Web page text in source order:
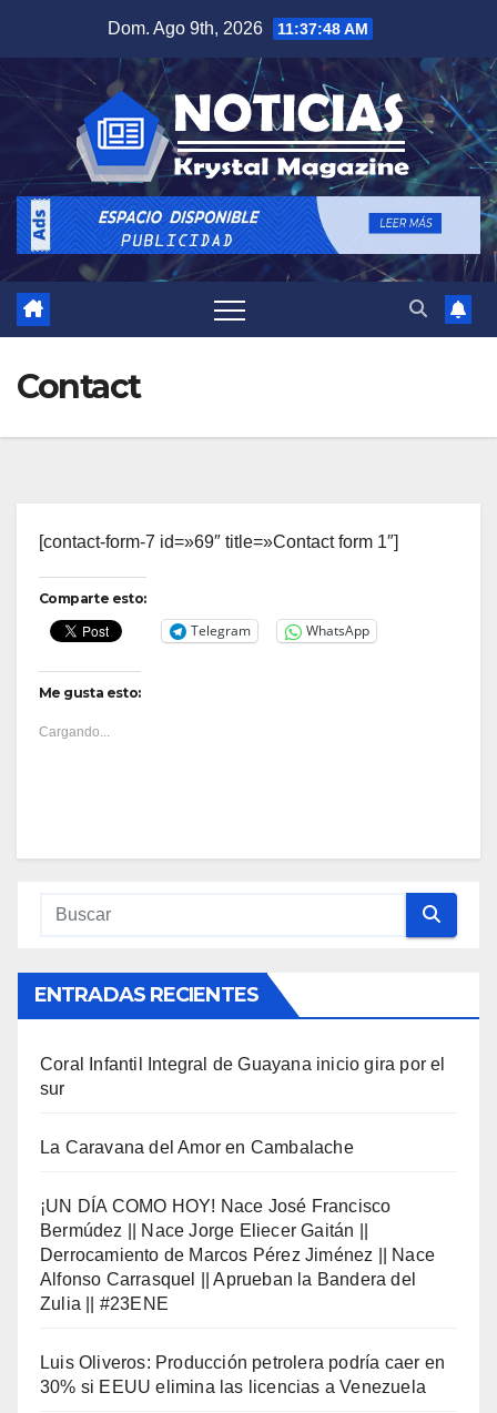
contenido
Dom. Ago 9th, 2026 11:37:49 AM
Contact
[contact-form-7 id=»69″ title=»Contact form 1″]
Comparte esto:
Telegram WhatsApp
Me gusta esto:
Cargando...
ENTRADAS RECIENTES
Coral Infantil Integral de Guayana inicio gira por el
sur
La Caravana del Amor en Cambalache
¡UN DÍA COMO HOY! Nace José Francisco
Bermúdez || Nace Jorge Eliecer Gaitán ||
Derrocamiento de Marcos Pérez Jiménez || Nace
Alfonso Carrasquel || Aprueban la Bandera del
Zulia || #23ENE
Luis Oliveros: Producción petrolera podría caer en
30% si EEUU elimina las licencias a Venezuela